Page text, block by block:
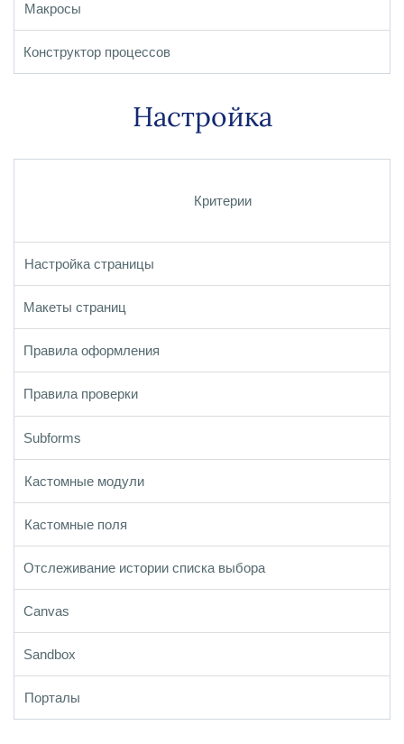
Макросы
Конструктор процессов
Настройка
Критерии
Настройка страницы
Макеты страниц
Правила оформления
Правила проверки
Subforms
Кастомные модули
Кастомные поля
Отслеживание истории списка выбора
Canvas
Sandbox
Порталы